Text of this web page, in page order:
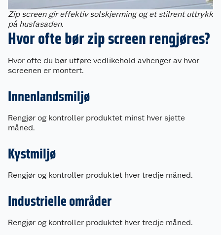
Zip screen gir effektiv solskjerming og et stilrent uttrykk
på husfasaden.
Hvor ofte bør zip screen rengjøres?
Hvor ofte du bør utføre vedlikehold avhenger av hvor
screenen er montert.
Innenlandsmiljø
Rengjør og kontroller produktet minst hver sjette
måned.
Kystmiljø
Rengjør og kontroller produktet hver tredje måned.
Industrielle områder
Rengjør og kontroller produktet hver tredje måned.